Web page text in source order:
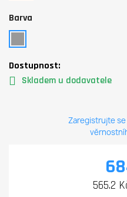
Barva
Dostupnost:
Skladem u dodavatele
Zaregistrujte
565.2